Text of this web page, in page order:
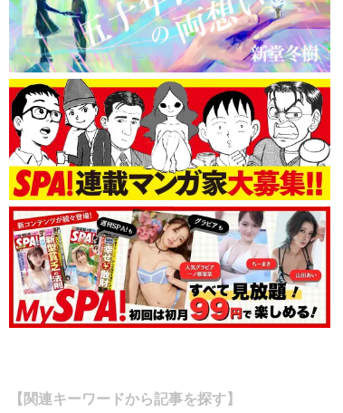
【関連キーワードから記事を探す】